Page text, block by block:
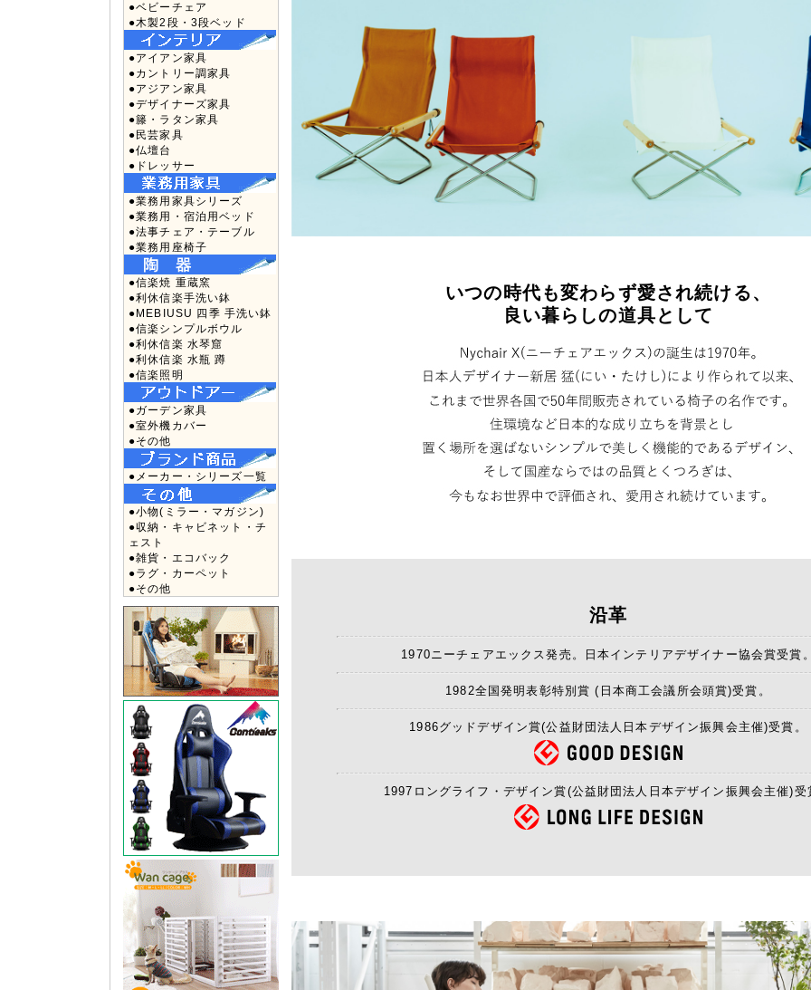
●ベビーチェア
●木製2段・3段ベッド
●アイアン家具
●カントリー調家具
●アジアン家具
●デザイナーズ家具
●籐・ラタン家具
●民芸家具
●仏壇台
●ドレッサー
●業務用家具シリーズ
●業務用・宿泊用ベッド
●法事チェア・テーブル
●業務用座椅子
●信楽焼 重蔵窯
●利休信楽手洗い鉢
●MEBIUSU 四季 手洗い鉢
●信楽シンプルボウル
●利休信楽 水琴窟
●利休信楽 水瓶 蹲
●信楽照明
●ガーデン家具
●室外機カバー
●その他
●メーカー・シリーズ一覧
●小物(ミラー・マガジン)
●収納・キャビネット・チ
ェスト
●雑貨・エコバック
●ラグ・カーペット
●その他
いつの時代も変わらず愛され続ける、
良い暮らしの道具として
沿革
1970ニーチェアエックス発売。日本インテリアデザイナー協会賞受賞
1982全国発明表彰特別賞 (日本商工会議所会頭賞)受賞。
1986グッドデザイン賞(公益財団法人日本デザイン振興会主催)受賞。
1997ロングライフ・デザイン賞(公益財団法人日本デザイン振興会主催)受